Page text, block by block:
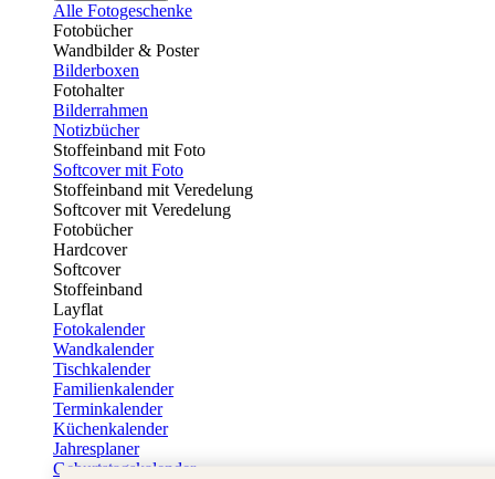
Alle Fotogeschenke
Fotobücher
Wandbilder & Poster
Bilderboxen
Fotohalter
Bilderrahmen
Notizbücher
Stoffeinband mit Foto
Softcover mit Foto
Stoffeinband mit Veredelung
Softcover mit Veredelung
Fotobücher
Hardcover
Softcover
Stoffeinband
Layflat
Fotokalender
Wandkalender
Tischkalender
Familienkalender
Terminkalender
Küchenkalender
Jahresplaner
Geburtstagskalender